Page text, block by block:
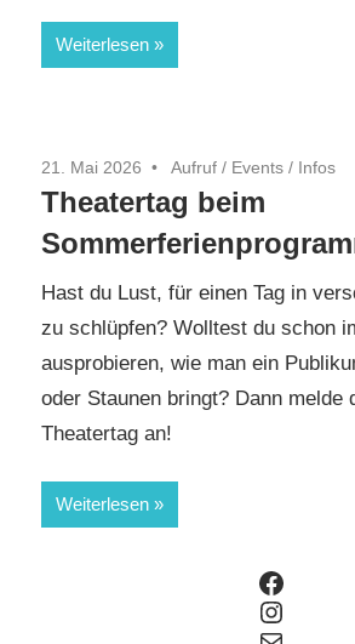
Weiterlesen
21. Mai 2026 Aufruf / Events / Infos
Theatertag beim
Hast du Lust, für einen Tag in
zu schlüpfen? Wolltest du schon
ausprobieren, wie man ein
oder Staunen bringt? Dann melde
Theatertag an!
Weiterlesen